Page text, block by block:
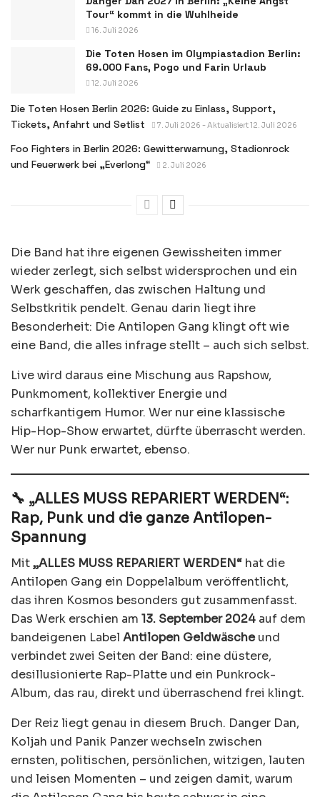
Tour“ kommt in die Wuhlheide
16. Juli 2026
Die Toten Hosen im Olympiastadion Berlin:
69.000 Fans, Pogo und Farin Urlaub
12. Juli 2026
Die Toten Hosen Berlin 2026: Guide zu Einlass, Support,
Tickets, Anfahrt und Setlist
7. Juli 2026 - Aktualisiert 12. Juli 2026
Foo Fighters in Berlin 2026: Gewitterwarnung, Stadionrock
und Feuerwerk bei „Everlong“
2. Juli 2026
Die Band hat ihre eigenen Gewissheiten immer
wieder zerlegt, sich selbst widersprochen und ein
Werk geschaffen, das zwischen Haltung und
Selbstkritik pendelt. Genau darin liegt ihre
Besonderheit: Die Antilopen Gang klingt oft wie
eine Band, die alles infrage stellt – auch sich selbst.
Live wird daraus eine Mischung aus Rapshow,
Punkmoment, kollektiver Energie und
scharfkantigem Humor. Wer nur eine klassische
Hip-Hop-Show erwartet, dürfte überrascht werden.
Wer nur Punk erwartet, ebenso.
🔧 „ALLES MUSS REPARIERT WERDEN“:
Rap, Punk und die ganze Antilopen-
Spannung
Mit„ALLES MUSS REPARIERT WERDEN“ hat die
Antilopen Gang ein Doppelalbum veröffentlicht,
das ihren Kosmos besonders gut zusammenfasst.
Das Werk erschien am 13. September 2024 auf dem
bandeigenen Label Antilopen Geldwäscheund
verbindet zwei Seiten der Band: eine düstere,
desillusionierte Rap-Platte und ein Punkrock-
Album, das rau, direkt und überraschend frei klingt.
Der Reiz liegt genau in diesem Bruch. Danger Dan,
Koljah und Panik Panzer wechseln zwischen
ernsten, politischen, persönlichen, witzigen, lauten
und leisen Momenten – und zeigen damit, warum